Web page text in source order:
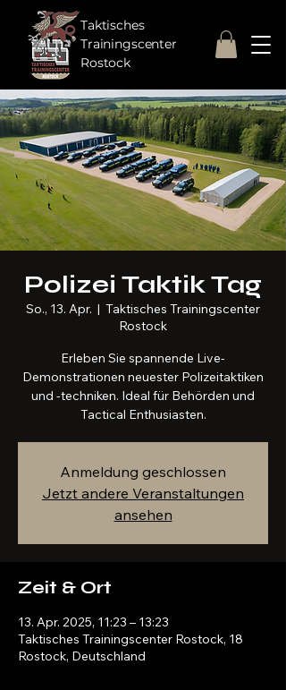
Taktisches
Trainingscenter
Rostock
Polizei Taktik Tag
So., 13. Apr.
  |
Taktisches Trainingscenter
Rostock
Erleben Sie spannende Live-
Demonstrationen neuester Polizeitaktiken
und -techniken. Ideal für Behörden und
Tactical Enthusiasten.
Anmeldung geschlossen
Jetzt andere Veranstaltungen
ansehen
Zeit & Ort
13. Apr. 2025, 11:23 – 13:23
Taktisches Trainingscenter Rostock, 18
Rostock, Deutschland